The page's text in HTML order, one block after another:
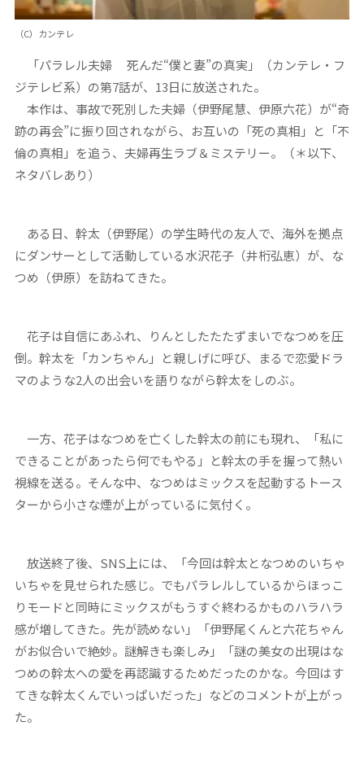
（C）カンテレ
「パラレル夫婦 死んだ“僕と妻”の真実」（カンテレ・フ
ジテレビ系）の第7話が、13日に放送された。
本作は、事故で死別した夫婦（伊野尾慧、伊原六花）が“奇
跡の再会”に振り回されながら、お互いの「死の真相」と「不
倫の真相」を追う、夫婦再生ラブ＆ミステリー。（＊以下、
ネタバレあり）
ある日、幹太（伊野尾）の学生時代の友人で、海外を拠点
にダンサーとして活動している水沢花子（井桁弘恵）が、な
つめ（伊原）を訪ねてきた。
花子は自信にあふれ、りんとしたたたずまいでなつめを圧
倒。幹太を「カンちゃん」と親しげに呼び、まるで恋愛ドラ
マのような2人の出会いを語りながら幹太をしのぶ。
一方、花子はなつめを亡くした幹太の前にも現れ、「私に
できることがあったら何でもやる」と幹太の手を握って熱い
視線を送る。そんな中、なつめはミックスを起動するトース
ターから小さな煙が上がっているに気付く。
放送終了後、SNS上には、「今回は幹太となつめのいちゃ
いちゃを見せられた感じ。でもパラレルしているからほっこ
りモードと同時にミックスがもうすぐ終わるかものハラハラ
感が増してきた。先が読めない」「伊野尾くんと六花ちゃん
がお似合いで絶妙。謎解きも楽しみ」「謎の美女の出現はな
つめの幹太への愛を再認識するためだったのかな。今回はす
てきな幹太くんでいっぱいだった」などのコメントが上がっ
た。